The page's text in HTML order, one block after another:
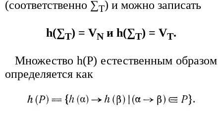
(соответственно ∑T) и можно записать
h(∑T) = VNи h(∑T) = VT.
Множество h(P) естественным образом
определяется как